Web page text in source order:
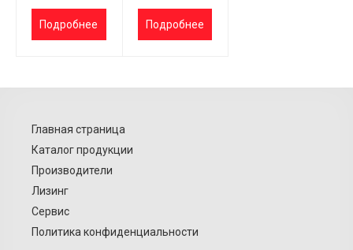
Подробнее Подробнее
Главная страница
Каталог продукции
Производители
Лизинг
Сервис
Политика конфиденциальности